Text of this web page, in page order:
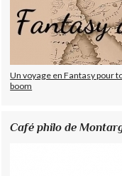
Un voyage en Fantasy pour
boom
Café philo de